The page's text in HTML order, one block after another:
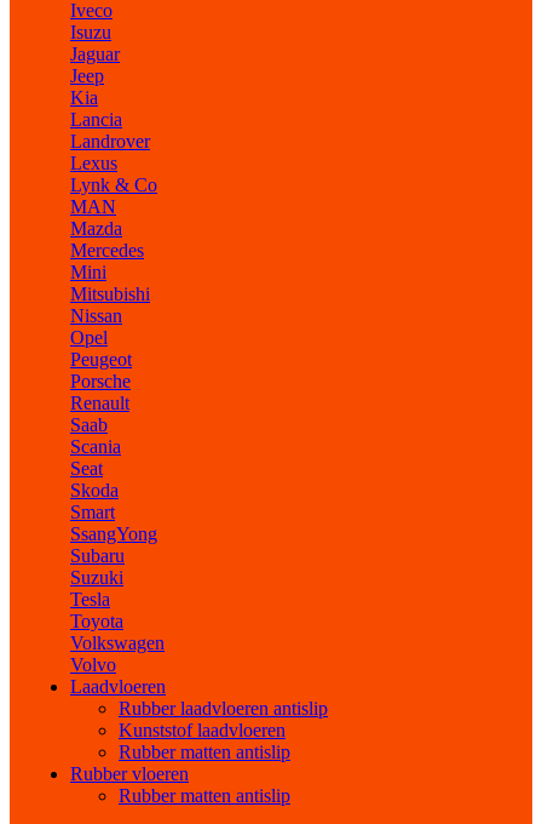
Iveco
Isuzu
Jaguar
Jeep
Kia
Lancia
Landrover
Lexus
Lynk & Co
MAN
Mazda
Mercedes
Mini
Mitsubishi
Nissan
Opel
Peugeot
Porsche
Renault
Saab
Scania
Seat
Skoda
Smart
SsangYong
Subaru
Suzuki
Tesla
Toyota
Volkswagen
Volvo
Laadvloeren
Rubber laadvloeren antislip
Kunststof laadvloeren
Rubber matten antislip
Rubber vloeren
Rubber matten antislip